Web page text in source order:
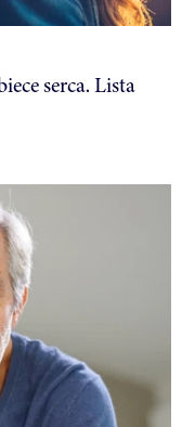
serca. Lista